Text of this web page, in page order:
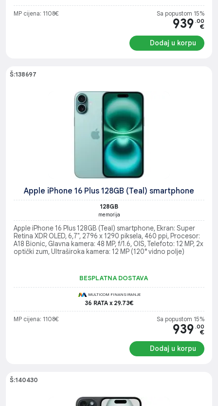
MP cijena: 1108€ Sa popustom 15%
939 .00
€
Dodaj u korpu
Š:138697
Apple iPhone 16 Plus 128GB (Teal) smartphone
128GB
memorija
Apple iPhone 16 Plus 128GB (Teal) smartphone, Ekran: Super
Retina XDR OLED, 6,7", 2796 x 1290 piksela, 460 ppi, Procesor:
A18 Bionic, Glavna kamera: 48 MP, f/1.6, OIS, Telefoto: 12 MP, 2x
optički zum, Ultraširoka kamera: 12 MP (120° vidno polje)
BESPLATNA DOSTAVA
MULTICOM FINANSIRANJE
36 RATA x 29.73€
MP cijena: 1108€ Sa popustom 15%
939 .00
€
Dodaj u korpu
Š:140430